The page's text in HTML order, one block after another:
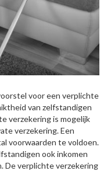
voor een verplichte
van zelfstandigen
verzekering is mogelijk
verzekering. Een
voorwaarden te voldoen.
ook inkomen
De verplichte verzekering